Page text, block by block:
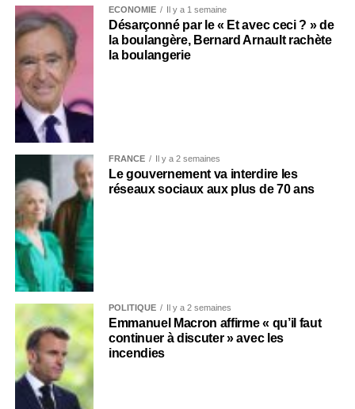
ECONOMIE Il y a 1 semaine
Désarçonné par le « Et avec ceci ? » de
la boulangère, Bernard Arnault rachète
la boulangerie
FRANCE Il y a 2 semaines
Le gouvernement va interdire les
réseaux sociaux aux plus de 70 ans
POLITIQUE Il y a 2 semaines
Emmanuel Macron affirme « qu’il faut
continuer à discuter » avec les
incendies